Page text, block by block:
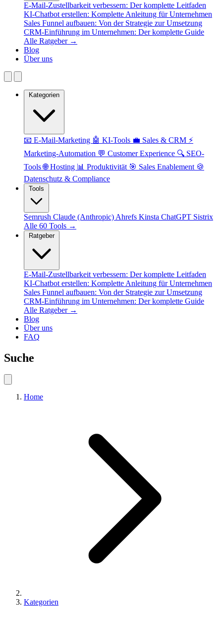
E-Mail-Zustellbarkeit verbessern: Der komplette Leitfaden
KI-Chatbot erstellen: Komplette Anleitung für Unternehmen
Sales Funnel aufbauen: Von der Strategie zur Umsetzung
CRM-Einführung im Unternehmen: Der komplette Guide
Alle Ratgeber →
Blog
Über uns
📧 E-Mail-Marketing 🤖 KI-Tools 💼 Sales & CRM ⚡
Marketing-Automation 💬 Customer Experience 🔍 SEO-
Tools🌐 Hosting 📊 Produktivität 🎯 Sales Enablement 🍪
Datenschutz & Compliance
Semrush Claude (Anthropic) Ahrefs Kinsta ChatGPT Sistrix
Alle 60 Tools →
Ratgeber
E-Mail-Zustellbarkeit verbessern: Der komplette Leitfaden
KI-Chatbot erstellen: Komplette Anleitung für Unternehmen
Sales Funnel aufbauen: Von der Strategie zur Umsetzung
CRM-Einführung im Unternehmen: Der komplette Guide
Alle Ratgeber →
Blog
Über uns
FAQ
Suche
Home
Kategorien